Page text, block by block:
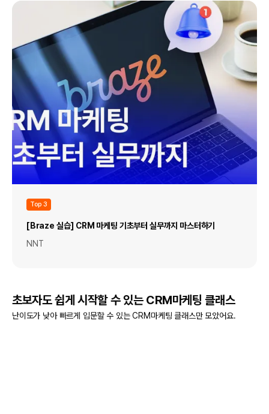
Top 3
[Braze 실습] CRM 마케팅 기초부터 실무까지 마스터하기
NNT
초보자도 쉽게 시작할 수 있는 CRM마케팅 클래스
난이도가 낮아 빠르게 입문할 수 있는 CRM마케팅 클래스만 모았어요.